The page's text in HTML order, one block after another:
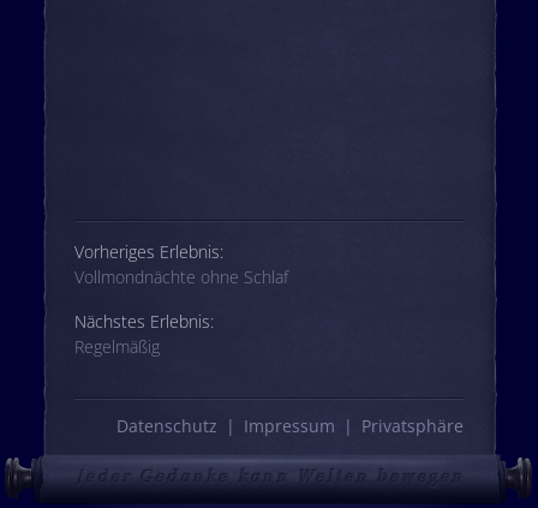
Beitrags-Navigation
Vorheriges Erlebnis:
Vollmondnächte ohne Schlaf
Nächstes Erlebnis:
Regelmäßig
Datenschutz Impressum Privatsphäre